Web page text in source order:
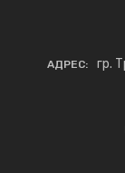
АДРЕС: гр.